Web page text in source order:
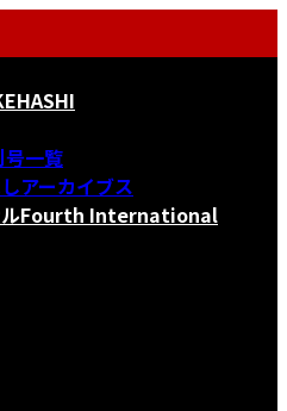
号一覧
アーカイブス
Fourth International